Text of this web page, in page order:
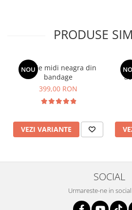
PRODUSE
NOU
Rochie midi neagra din
bandage
399,00 RON
VEZI VARIANTE
SOCIAL
Urmareste-ne in